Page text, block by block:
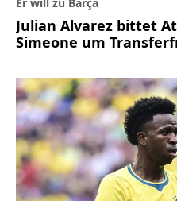
Julian Alvarez bittet
Simeone um